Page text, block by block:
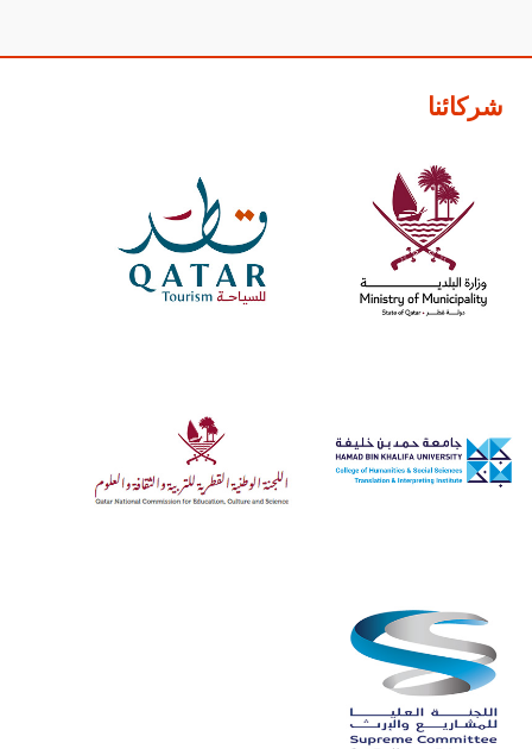
شركائنا